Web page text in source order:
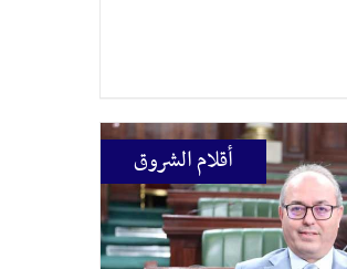
أقلام الشروق